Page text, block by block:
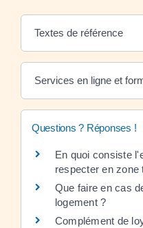
Textes de référence
Services en ligne et
Questions ? Réponses !
En quoi consiste
respecter en zone
Que faire en cas
logement ?
Complément de